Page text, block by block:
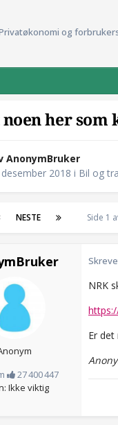
og
noen her
AnonymBruker
desember 2018 i Bil og
NESTE Side 1
27 400 447
Ikke viktig
NRK
Er